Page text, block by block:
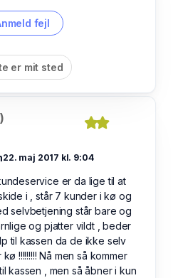
fejl
er mit sted
22. maj 2017 kl. 9:04
er da lige til at
i , står 7 kunder i kø og
selvbetjening står bare og
og pjatter vildt , beder
til kassen da de ikke selv
!!!!!!!!! Nå men så kommer
kassen , men så åbner i kun